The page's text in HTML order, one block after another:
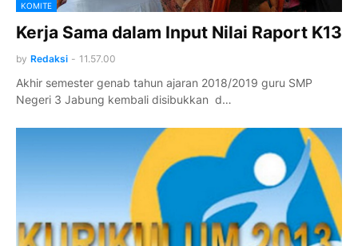
KOMITE
Kerja Sama dalam Input Nilai Raport K13
by Redaksi - 11.57.00
Akhir semester genab tahun ajaran 2018/2019 guru SMP
Negeri 3 Jabung kembali disibukkan d…